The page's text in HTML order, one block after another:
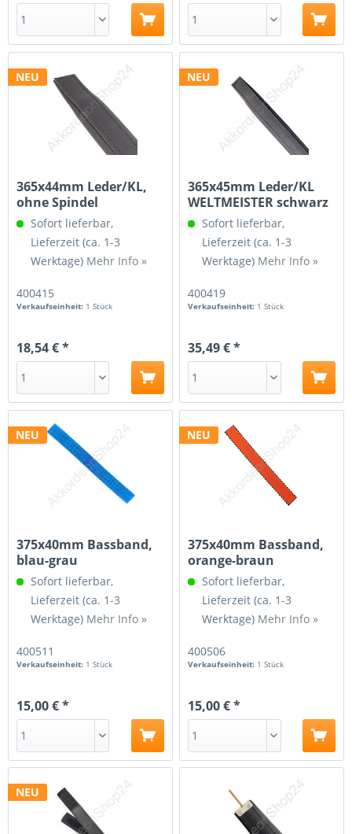
NEU
365x44mm Leder/KL,
ohne Spindel
Sofort lieferbar,
Lieferzeit (ca. 1-3
Werktage) Mehr Info »
400415
Verkaufseinheit: 1 Stück
18,54 € *
NEU
365x45mm Leder/KL
WELTMEISTER schwarz
Sofort lieferbar,
Lieferzeit (ca. 1-3
Werktage) Mehr Info »
400419
Verkaufseinheit: 1 Stück
35,49 € *
NEU
375x40mm Bassband,
blau-grau
Sofort lieferbar,
Lieferzeit (ca. 1-3
Werktage) Mehr Info »
400511
Verkaufseinheit: 1 Stück
15,00 € *
NEU
375x40mm Bassband,
orange-braun
Sofort lieferbar,
Lieferzeit (ca. 1-3
Werktage) Mehr Info »
400506
Verkaufseinheit: 1 Stück
15,00 € *
NEU